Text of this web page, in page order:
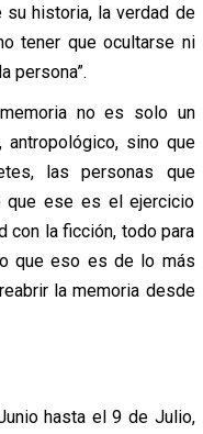
su historia, la verdad de
tener que ocultarse ni
persona”.
no es solo un
antropológico, sino que
las personas que
que ese es el ejercicio
con la ficción, todo para
que eso es de lo más
la memoria desde
hasta el 9 de Julio,